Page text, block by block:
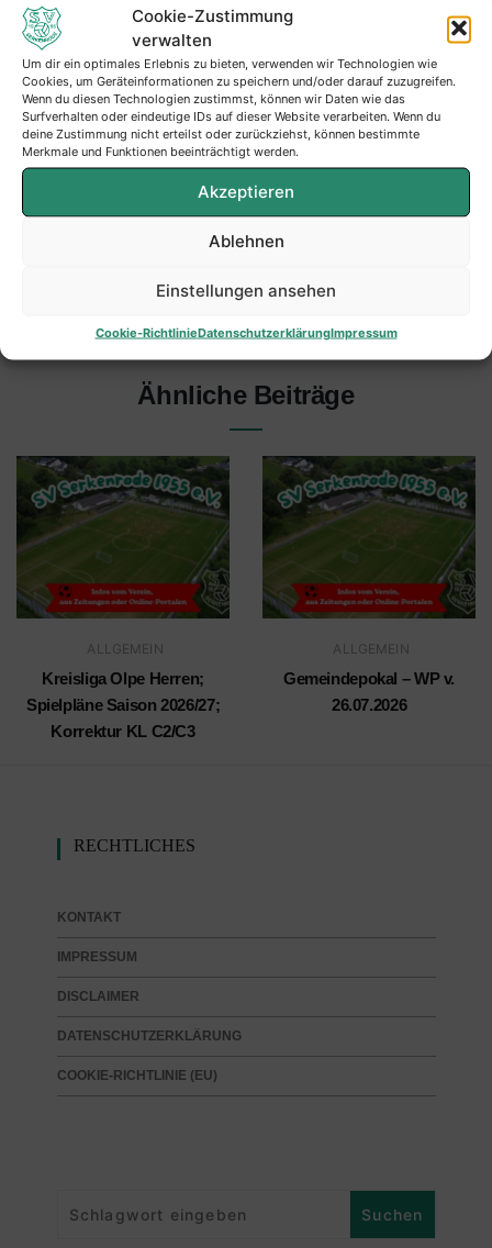
Cookie-Zustimmung
verwalten
Um dir ein optimales Erlebnis zu bieten, verwenden wir Technologien wie
Cookies, um Geräteinformationen zu speichern und/oder darauf zuzugreifen.
Wenn du diesen Technologien zustimmst, können wir Daten wie das
Surfverhalten oder eindeutige IDs auf dieser Website verarbeiten. Wenn du
deine Zustimmung nicht erteilst oder zurückziehst, können bestimmte
Merkmale und Funktionen beeinträchtigt werden.
Akzeptieren
Ablehnen
Einstellungen ansehen
Cookie-RichtlinieDatenschutzerklärungImpressum
Spieldaten:
Alter Termin : 23.08.2018 19:00 Uhr
Neuer Termin : 22.08.2018 19:15 Uhr
Heimmannschaft: SG Serkenrode/Fretter
Gastmannschaft: SG Finnentrop/Bamenohl
Spielort : Sportplatz Serkenrode
Ähnliche Beiträge
ALLGEMEIN
Kreisliga Olpe Herren;
Spielpläne Saison 2026/27;
Korrektur KL C2/C3
ALLGEMEIN
Gemeindepokal – WP v.
26.07.2026
RECHTLICHES
KONTAKT
IMPRESSUM
DISCLAIMER
DATENSCHUTZERKLÄRUNG
COOKIE-RICHTLINIE (EU)